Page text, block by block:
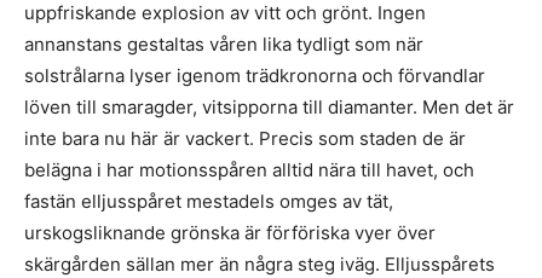
uppfriskande explosion av vitt och grönt. Ingen
annanstans gestaltas våren lika tydligt som när
solstrålarna lyser igenom trädkronorna och förvandlar
löven till smaragder, vitsipporna till diamanter. Men det är
inte bara nu här är vackert. Precis som staden de är
belägna i har motionsspåren alltid nära till havet, och
fastän elljusspåret mestadels omges av tät,
urskogsliknande grönska är förföriska vyer över
skärgården sällan mer än några steg iväg. Elljusspårets